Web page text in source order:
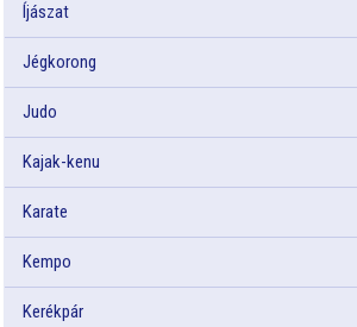
Íjászat
Jégkorong
Judo
Kajak-kenu
Karate
Kempo
Kerékpár